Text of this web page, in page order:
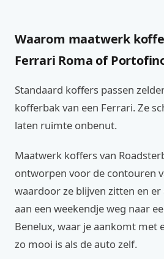
Waarom maatwerk
Ferrari Roma of
Standaard koffers passen
kofferbak van een Ferrari. Ze
laten ruimte onbenut.
Maatwerk koffers van
ontworpen voor de contouren
waardoor ze blijven zitten en
aan een weekendje weg naar
Benelux, waar je aankomt met
zo mooi is als de auto zelf.